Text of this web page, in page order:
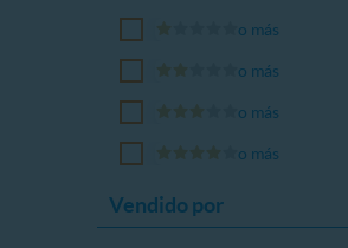
o más
o más
o más
o más
Vendido por